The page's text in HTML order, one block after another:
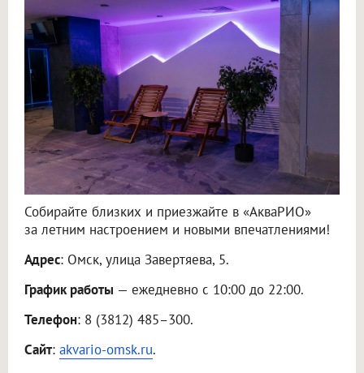
Собирайте близких и приезжайте в «АкваРИО»
за летним настроением и новыми впечатлениями!
Адрес: Омск, улица Завертяева, 5.
График работы — ежедневно с 10:00 до 22:00.
Телефон: 8 (3812) 485–300.
Сайт: akvario-omsk.ru.